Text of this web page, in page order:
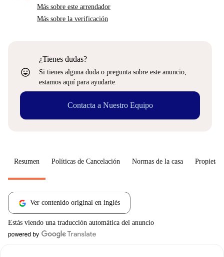
Más sobre este arrendador
Más sobre la verificación
sentiment_very_satisfied
¿Tienes dudas?
Si tienes alguna duda o pregunta sobre este anuncio,
estamos aquí para ayudarte.
Contacta a Nuestro Equipo
Resumen Políticas de Cancelación Normas de la casa
Ver contenido original en inglés
Estás viendo una traducción automática del anuncio